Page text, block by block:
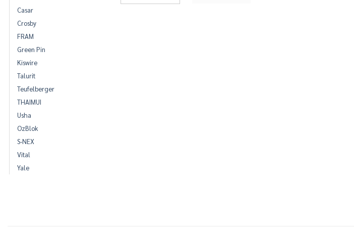
Casar
Crosby
FRAM
Green Pin
Kiswire
Talurit
Teufelberger
THAIMUI
Usha
OzBlok
S-NEX
Vital
Yale